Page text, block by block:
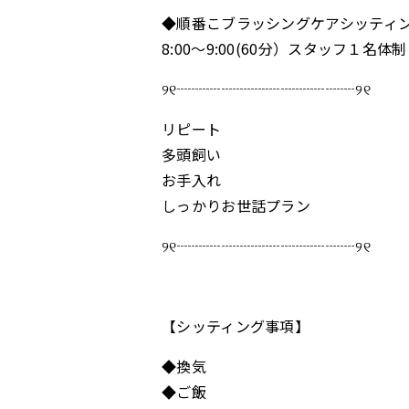
◆順番こブラッシングケアシッティ
8:00～9:00(60分）スタッフ１名体
୨୧┈┈┈┈┈┈┈┈┈┈┈┈୨୧
リピート
多頭飼い
お手入れ
しっかりお世話プラン
୨୧┈┈┈┈┈┈┈┈┈┈┈┈୨୧
【シッティング事項】
◆換気
◆ご飯